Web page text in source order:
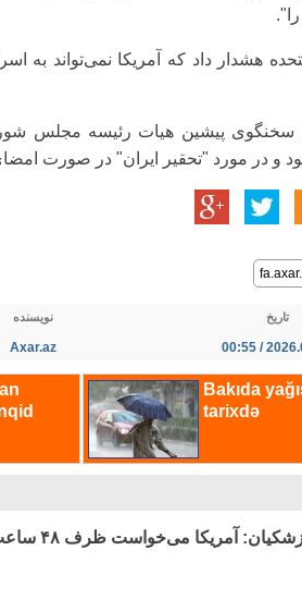
هشدار داد که آمریکا نمی‌تواند به
سخنگوی پیشین هیات رئیسه مجلس
و در مورد "تحقیر ایران" در صورت
تاریخ نویسنده
Axar.az
آمریکا می‌خواست ظرف ۴۸ ساعت به این هدف دست یابد